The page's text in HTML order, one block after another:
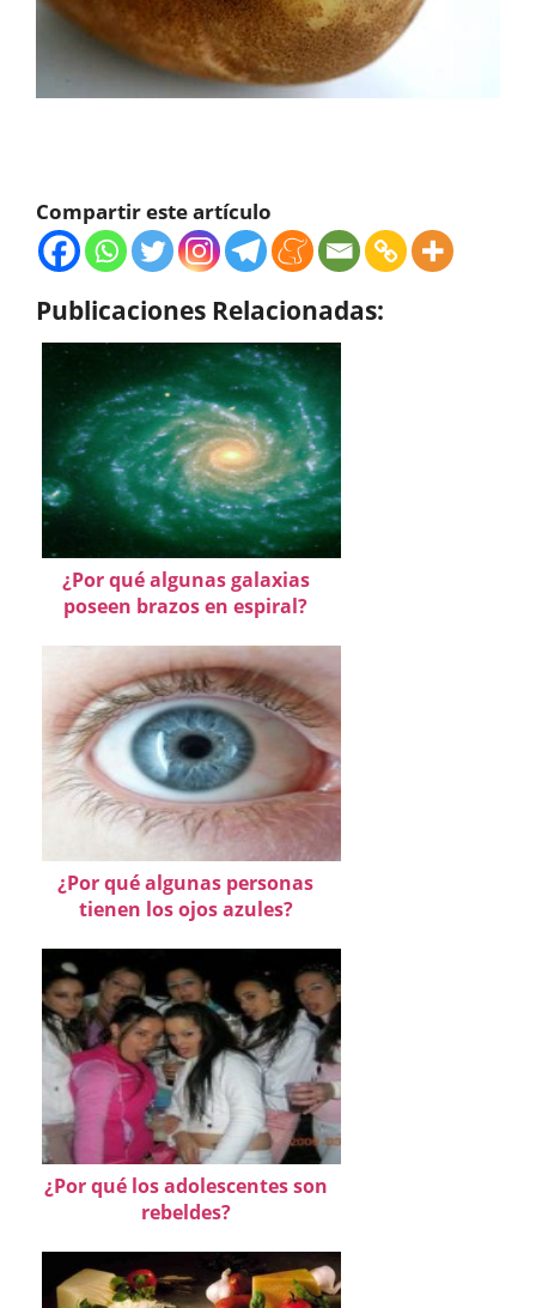
Compartir este artículo
Publicaciones Relacionadas:
¿Por qué algunas galaxias
poseen brazos en espiral?
¿Por qué algunas personas
tienen los ojos azules?
¿Por qué los adolescentes son
rebeldes?